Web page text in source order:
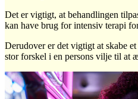
Det er vigtigt, at behandlingen
kan have brug for intensiv terapi
Derudover er det vigtigt at skabe
stor forskel i en persons vilje til at